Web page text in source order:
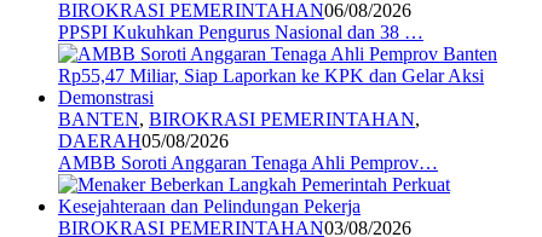
BIROKRASI PEMERINTAHAN06/08/2026
PPSPI Kukuhkan Pengurus Nasional dan 38 …
BANTEN, BIROKRASI PEMERINTAHAN,
DAERAH05/08/2026
AMBB Soroti Anggaran Tenaga Ahli Pemprov…
BIROKRASI PEMERINTAHAN03/08/2026